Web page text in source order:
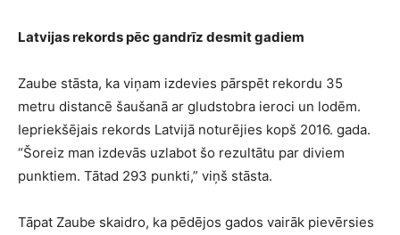
Latvijas rekords pēc gandrīz desmit gadiem
Zaube stāsta, ka viņam izdevies pārspēt rekordu 35
metru distancē šaušanā ar gludstobra ieroci un lodēm.
Iepriekšējais rekords Latvijā noturējies kopš 2016. gada.
“Šoreiz man izdevās uzlabot šo rezultātu par diviem
punktiem. Tātad 293 punkti,” viņš stāsta.
Tāpat Zaube skaidro, ka pēdējos gados vairāk pievērsies